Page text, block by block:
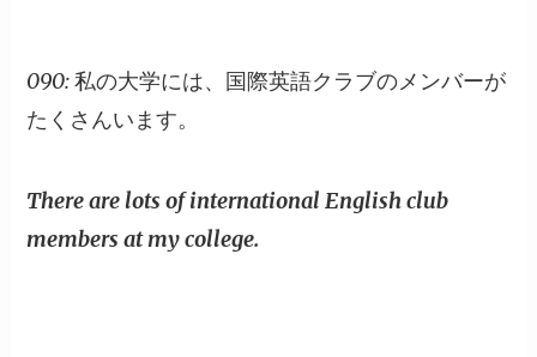
090: 私の大学には、国際英語クラブのメンバーが
たくさんいます。
There are lots of international English club
members at my college.